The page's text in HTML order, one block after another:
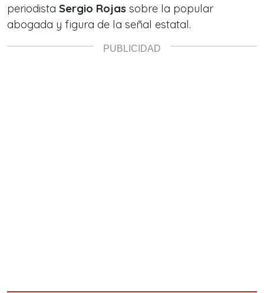
periodista Sergio Rojas sobre la popular
abogada y figura de la señal estatal.